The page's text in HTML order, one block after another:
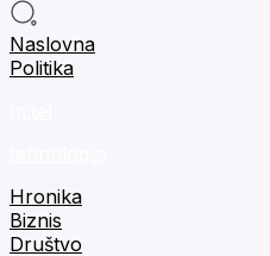
Naslovna
Politika
Hronika
Biznis
Društvo